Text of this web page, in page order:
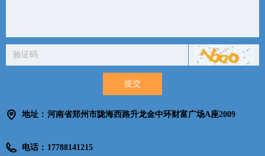
地址： 河南省郑州市陇海西路升龙金中环财富广场A座2009
电话： 17788141215
提交